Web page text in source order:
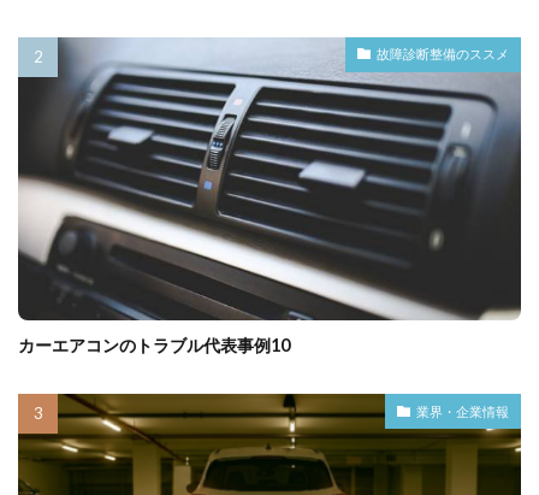
故障診断整備のススメ
カーエアコンのトラブル代表事例10
業界・企業情報